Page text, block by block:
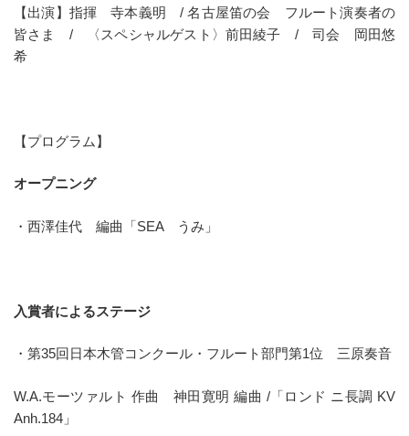
【出演】指揮 寺本義明 / 名古屋笛の会 フルート演奏者の
皆さま / 〈スペシャルゲスト〉前田綾子 / 司会 岡田悠
希
【プログラム】
オープニング
・西澤佳代 編曲「SEA うみ」
入賞者によるステージ
・第35回日本木管コンクール・フルート部門第1位 三原奏音
W.A.モーツァルト 作曲 神田寛明 編曲 /「ロンド ニ長調 KV
Anh.184」